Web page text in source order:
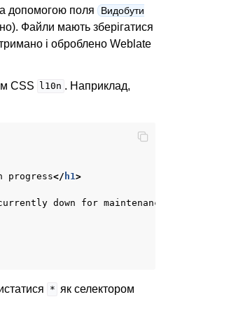
допомогою поля
Видобути
Файли мають зберігатися
і оброблено Weblate
CSS l10n . Наприклад,
progress</ h1>
down for maintenance.
* як селектором